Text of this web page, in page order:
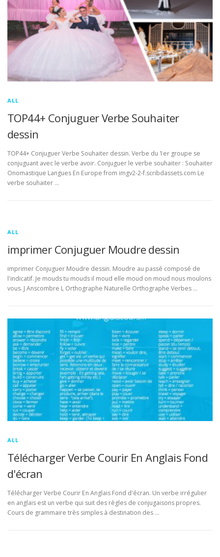
ALL
TOP44+ Conjuguer Verbe Souhaiter
dessin
TOP44+ Conjuguer Verbe Souhaiter dessin. Verbe du 1er groupe se
conjuguant avec le verbe avoir. Conjuguer le verbe souhaiter : Souhaiter
Onomastique Langues En Europe from imgv2-2-f.scribdassets.com Le
verbe souhaiter …
ALL
imprimer Conjuguer Moudre dessin
imprimer Conjuguer Moudre dessin. Moudre au passé composé de
l'indicatif. Je mouds tu mouds il moud elle moud on moud nous moulons
vous. J Anscombre L Orthographe Naturelle Orthographe Verbes …
ALL
Télécharger Verbe Courir En Anglais Fond
d'écran
Télécharger Verbe Courir En Anglais Fond d'écran. Un verbe irrégulier
en anglais est un verbe qui suit des règles de conjugaisons propres.
Cours de grammaire très simples à destination des …